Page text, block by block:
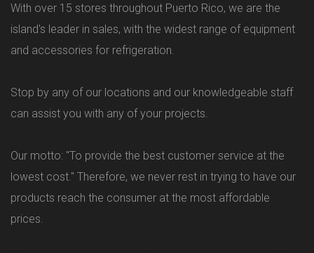
With over 15 stores throughout Puerto Rico, we are the
island's leader in sales, with the widest range of equipment
and accessories for refrigeration.
Stop by any of our locations and our knowledgeable staff
can assist you with any of your projects.
Our motto: "To provide the best customer service at the
lowest cost." Therefore, we never rest in trying to have our
products reach the consumer at the most affordable
prices.